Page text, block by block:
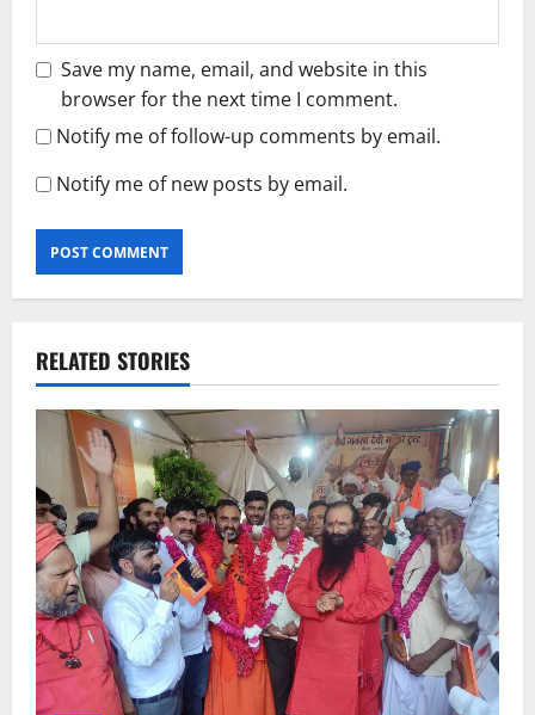
Save my name, email, and website in this
browser for the next time I comment.
Notify me of follow-up comments by email.
Notify me of new posts by email.
RELATED STORIES